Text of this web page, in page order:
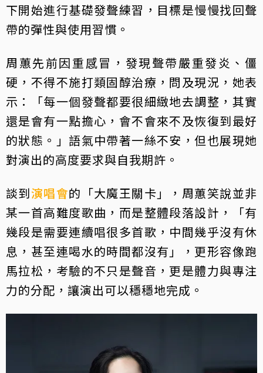
下開始進行基礎發聲練習，目標是慢慢找回聲
帶的彈性與使用習慣。
周蕙先前因重感冒，發現聲帶嚴重發炎、僵
硬，不得不施打類固醇治療，問及現況，她表
示：「每一個發聲都要很細緻地去調整，其實
還是會有一點擔心，會不會來不及恢復到最好
的狀態。」語氣中帶著一絲不安，但也展現她
對演出的高度要求與自我期許。
談到演唱會的「大魔王關卡」，周蕙笑說並非
某一首高難度歌曲，而是整體段落設計，「有
幾段是需要連續唱很多首歌，中間幾乎沒有休
息，甚至連喝水的時間都沒有」，更形容像跑
馬拉松，考驗的不只是聲音，更是體力與專注
力的分配，讓演出可以穩穩地完成。